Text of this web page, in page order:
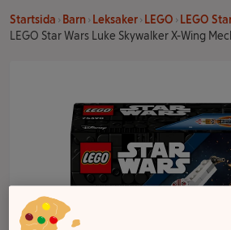
Startsida Barn Leksaker LEGO
LEGO
LEGO Star Wars Luke Skywalker X-Wing